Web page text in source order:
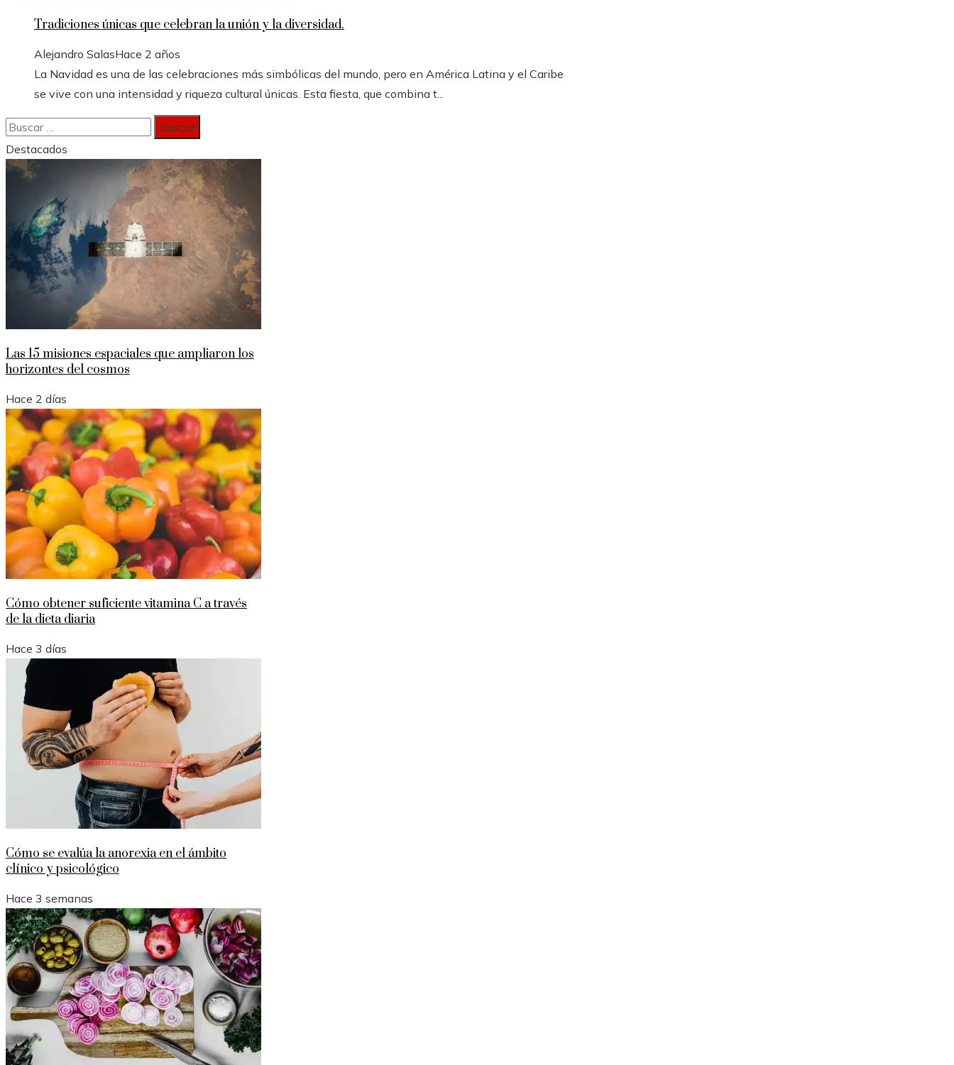
Tradiciones únicas que celebran la unión y la diversidad.
Alejandro SalasHace 2 años
La Navidad es una de las celebraciones más simbólicas del mundo, pero en América Latina y el Caribe
se vive con una intensidad y riqueza cultural únicas. Esta fiesta, que combina t...
Buscar:
Destacados
Las 15 misiones espaciales que ampliaron los
horizontes del cosmos
Hace 2 días
Cómo obtener suficiente vitamina C a través
de la dieta diaria
Hace 3 días
Cómo se evalúa la anorexia en el ámbito
clínico y psicológico
Hace 3 semanas